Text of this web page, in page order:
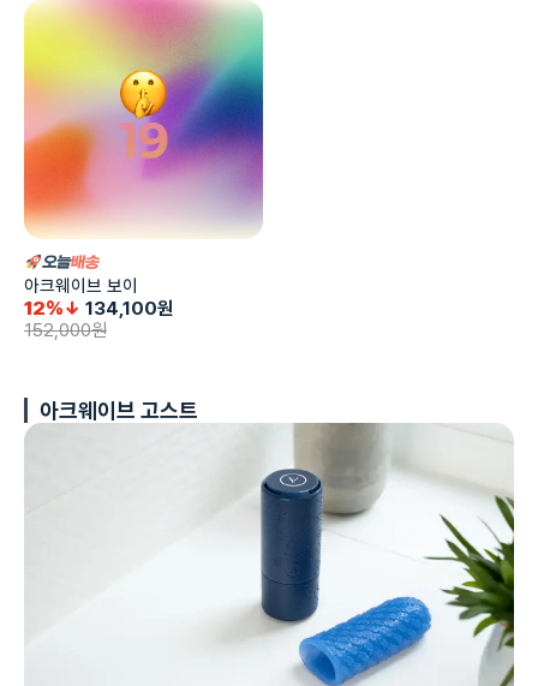
아크웨이브 보이
12%↓ 134,100원
152,000원
아크웨이브 고스트